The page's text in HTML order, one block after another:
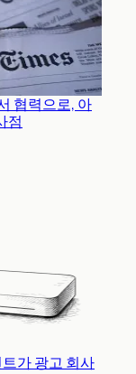
협력으로, 아
점
가 광고 회사